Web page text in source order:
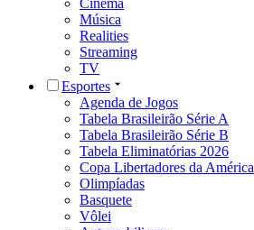
Cinema
Música
Realities
Streaming
TV
Esportes
Agenda de Jogos
Tabela Brasileirão Série A
Tabela Brasileirão Série B
Tabela Eliminatórias 2026
Copa Libertadores da América
Olimpíadas
Basquete
Vôlei